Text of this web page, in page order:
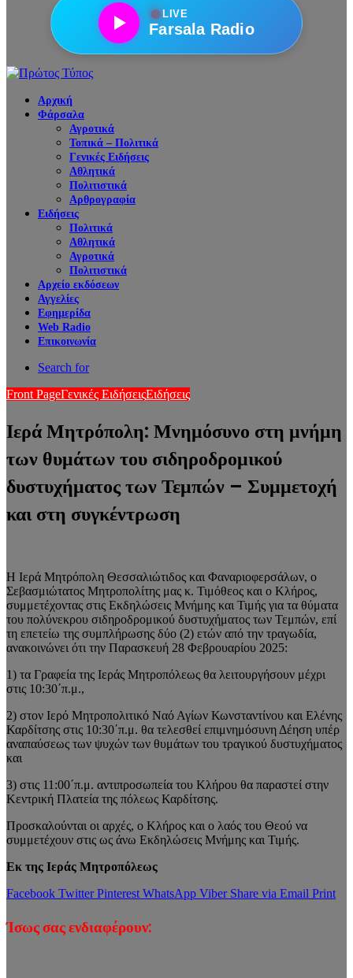
●LIVE
Farsala Radio
Αρχική
Φάρσαλα
Αγροτικά
Τοπικά – Πολιτικά
Γενικές Ειδήσεις
Αθλητικά
Πολιτιστικά
Αρθρογραφία
Ειδήσεις
Πολιτικά
Αθλητικά
Αγροτικά
Πολιτιστικά
Αρχείο εκδόσεων
Αγγελίες
Εφημερίδα
Web Radio
Επικοινωνία
Search for
Front PageΓενικές ΕιδήσειςΕιδήσεις
Ιερά Μητρόπολη: Μνημόσυνο στη μνήμη
των θυμάτων του σιδηροδρομικού
δυστυχήματος των Τεμπών – Συμμετοχή
και στη συγκέντρωση
Η Ιερά Μητρόπολη Θεσσαλιώτιδος και Φαναριοφερσάλων, ο
Σεβασμιώτατος Μητροπολίτης μας κ. Τιμόθεος και ο Κλήρος,
συμμετέχοντας στις Εκδηλώσεις Μνήμης και Τιμής για τα θύματα
του πολύνεκρου σιδηροδρομικού δυστυχήματος των Τεμπών, επί
τη επετείω της συμπλήρωσης δύο (2) ετών από την τραγωδία,
ανακοινώνει ότι την Παρασκευή 28 Φεβρουαρίου 2025:
1) τα Γραφεία της Ιεράς Μητροπόλεως θα λειτουργήσουν μέχρι
στις 10:30΄π.μ.,
2) στον Ιερό Μητροπολιτικό Ναό Αγίων Κωνσταντίνου και Ελένης
Καρδίτσης στις 10:30΄π.μ. θα τελεσθεί επιμνημόσυνη Δέηση υπέρ
αναπαύσεως των ψυχών των θυμάτων του τραγικού δυστυχήματος
και
3) στις 11:00΄π.μ. αντιπροσωπεία του Κλήρου θα παραστεί στην
Κεντρική Πλατεία της πόλεως Καρδίτσης.
Προσκαλούνται οι αρχές, ο Κλήρος και ο λαός του Θεού να
συμμετέχουν στις ως άνω Εκδηλώσεις Μνήμης και Τιμής.
Εκ της Ιεράς Μητροπόλεως
Facebook Twitter Pinterest WhatsApp Viber Share via Email Print
Ίσως σας ενδιαφέρουν: